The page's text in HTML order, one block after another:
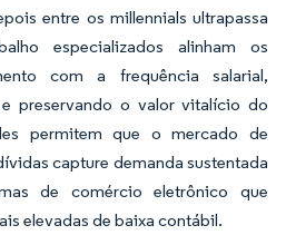
entre os millennials ultrapassa
especializados alinham os
com a frequência salarial,
preservando o valor vitalício do
permitem que o mercado de
capture demanda sustentada
de comércio eletrônico que
elevadas de baixa contábil.